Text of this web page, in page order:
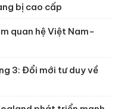
bị cao cấp
quan hệ Việt Nam-
3: Đổi mới tư duy về